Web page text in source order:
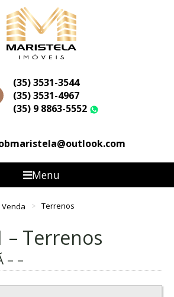
(35) 3531-3544
(35) 3531-4967
(35) 9 8863-5552
Menu
Venda Terrenos
– Terrenos
– –